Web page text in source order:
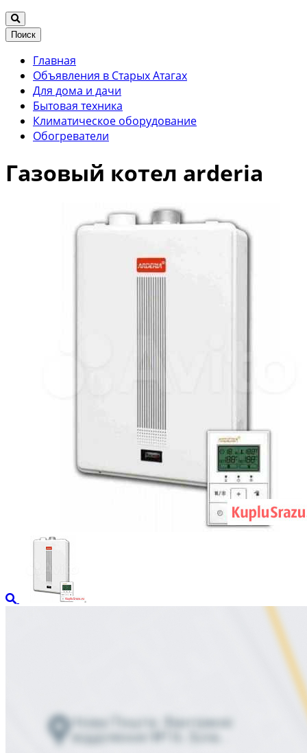
Поиск
Главная
Объявления в Старых Атагах
Для дома и дачи
Бытовая техника
Климатическое оборудование
Обогреватели
Газовый котел arderia